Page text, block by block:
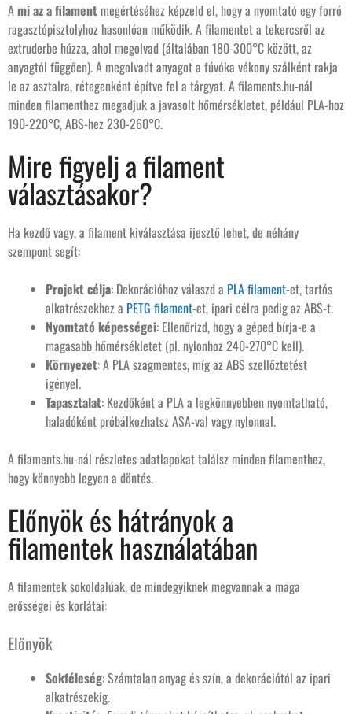
Ami az a filament megértéséhez képzeld el, hogy a nyomtató egy forró
ragasztópisztolyhoz hasonlóan működik. A filamentet a tekercsről az
extruderbe húzza, ahol megolvad (általában 180-300°C között, az
anyagtól függően). A megolvadt anyagot a fúvóka vékony szálként rakja
le az asztalra, rétegenként építve fel a tárgyat. A filaments.hu-nál
minden filamenthez megadjuk a javasolt hőmérsékletet, például PLA-hoz
190-220°C, ABS-hez 230-260°C.
Mire figyelj a filament
választásakor?
Ha kezdő vagy, a filament kiválasztása ijesztő lehet, de néhány
szempont segít:
Projekt célja: Dekorációhoz válaszd a PLA filament-et, tartós
alkatrészekhez a PETG filament-et, ipari célra pedig az ABS-t.
Nyomtató képességei: Ellenőrizd, hogy a géped bírja-e a
magasabb hőmérsékletet (pl. nylonhoz 240-270°C kell).
Környezet: A PLA szagmentes, míg az ABS szellőztetést
igényel.
Tapasztalat: Kezdőként a PLA a legkönnyebben nyomtatható,
haladóként próbálkozhatsz ASA-val vagy nylonnal.
A filaments.hu-nál részletes adatlapokat találsz minden filamenthez,
hogy könnyebb legyen a döntés.
Előnyök és hátrányok a
filamentek használatában
A filamentek sokoldalúak, de mindegyiknek megvannak a maga
erősségei és korlátai:
Előnyök
Sokféleség: Számtalan anyag és szín, a dekorációtól az ipari
alkatrészekig.